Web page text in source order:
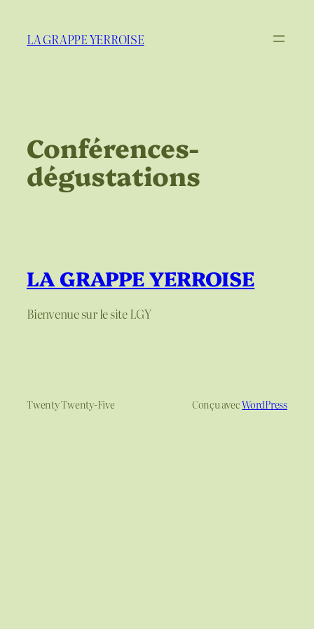
contenu
LA GRAPPE YERROISE
Conférences-
dégustations
LA GRAPPE YERROISE
Bienvenue sur le site LGY
Twenty Twenty-Five Conçu avecWordPress